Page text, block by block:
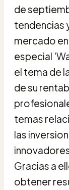
de
tendencias
mercado
especial
el tema de
de su
temas
las
Gracias a
obtener